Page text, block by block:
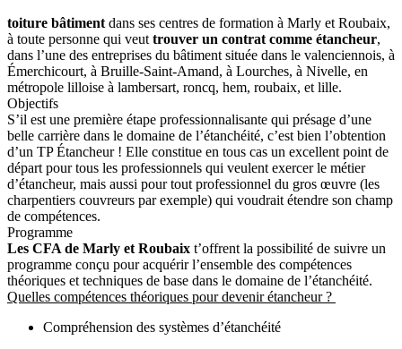
toiture bâtiment dans ses centres de formation à Marly et Roubaix,
à toute personne qui veut trouver un contrat comme étancheur,
dans l’une des entreprises du bâtiment située dans le valenciennois, à
Émerchicourt, à Bruille-Saint-Amand, à Lourches, à Nivelle, en
métropole lilloise à lambersart, roncq, hem, roubaix, et lille.
Objectifs
S’il est une première étape professionnalisante qui présage d’une
belle carrière dans le domaine de l’étanchéité, c’est bien l’obtention
d’un TP Étancheur ! Elle constitue en tous cas un excellent point de
départ pour tous les professionnels qui veulent exercer le métier
d’étancheur, mais aussi pour tout professionnel du gros œuvre (les
charpentiers couvreurs par exemple) qui voudrait étendre son champ
de compétences.
Programme
Les CFA de Marly et Roubaix t’offrent la possibilité de suivre un
programme conçu pour acquérir l’ensemble des compétences
théoriques et techniques de base dans le domaine de l’étanchéité.
Quelles compétences théoriques pour devenir étancheur ?
Compréhension des systèmes d’étanchéité